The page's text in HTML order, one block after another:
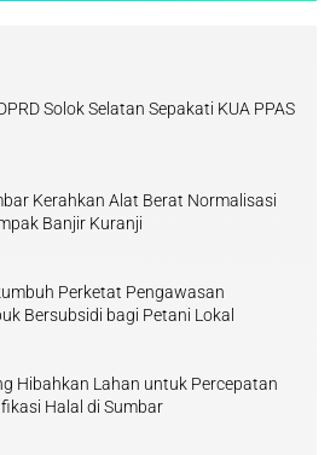
Solok Selatan Sepakati KUA PPAS
Kerahkan Alat Berat Normalisasi
Banjir Kuranji
Perketat Pengawasan
Bersubsidi bagi Petani Lokal
Hibahkan Lahan untuk Percepatan
Halal di Sumbar